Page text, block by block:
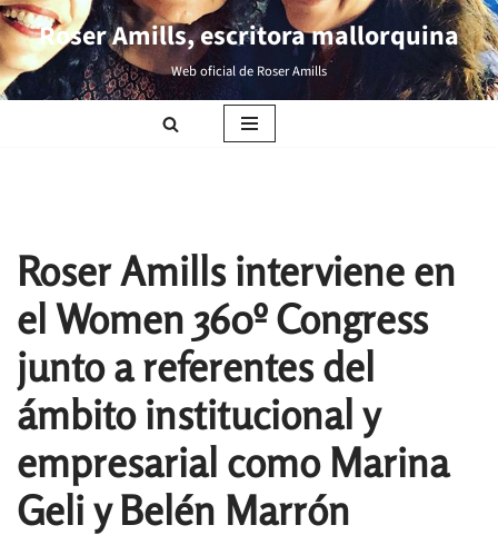
Saltar
al
Roser Amills, escritora mallorquina
Web oficial de Roser Amills
Roser Amills interviene en
el Women 360º Congress
junto a referentes del
ámbito institucional y
empresarial como Marina
Geli y Belén Marrón